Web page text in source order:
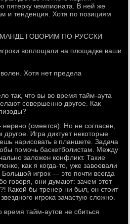
пятерку чемпионата. В ней же
и тенденция. Хотя по позициям
ГОВОРИМ ПО-РУССКИ
воплощали на площадке ваши
Хотя нет предела
так, что вы во время тайм-аута
совершенно другое. Как
(смеется). Но не согласен,
Игра диктует некоторые
нарисовать в планшете. Задача
помочь баскетболистам. Между
заложен конфликт. Такие
как я когда-то, уже завоевали
игрок — это почти всегда
говоря, они думают: зачем этот
Какой бы тренер ни был, он стоит
игрока зачастую сложно.
тайм-аутов не сбиться